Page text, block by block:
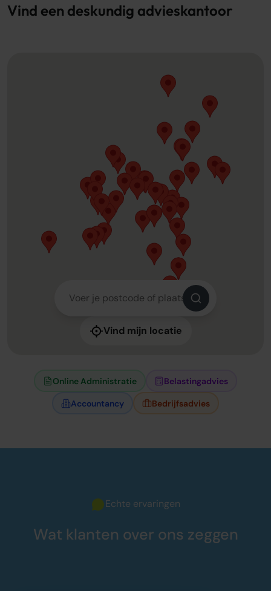
Vind een deskundig advieskantoor
Vind mijn locatie
Online Administratie Belastingadvies
Accountancy Bedrijfsadvies
Echte ervaringen
Wat klanten over ons zeggen